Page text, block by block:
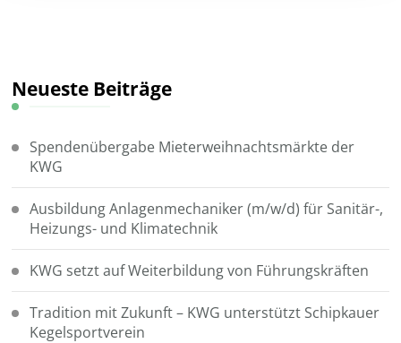
Neueste Beiträge
Spendenübergabe Mieterweihnachtsmärkte der
KWG
Ausbildung Anlagenmechaniker (m/w/d) für Sanitär-,
Heizungs- und Klimatechnik
KWG setzt auf Weiterbildung von Führungskräften
Tradition mit Zukunft – KWG unterstützt Schipkauer
Kegelsportverein